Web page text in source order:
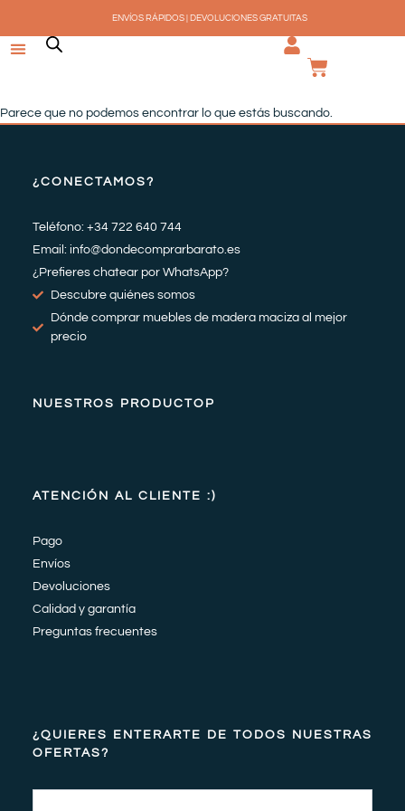
contenido
ENVÍOS RÁPIDOS | DEVOLUCIONES GRATUITAS
Parece que no podemos encontrar lo que estás buscando.
¿CONECTAMOS?
Teléfono: +34 722 640 744
Email: info@dondecomprarbarato.es
¿Prefieres chatear por WhatsApp?
Descubre quiénes somos
Dónde comprar muebles de madera maciza al mejor
precio
NUESTROS PRODUCTOP
ATENCIÓN AL CLIENTE :)
Pago
Envíos
Devoluciones
Calidad y garantía
Preguntas frecuentes
¿QUIERES ENTERARTE DE TODOS NUESTRAS
OFERTAS?